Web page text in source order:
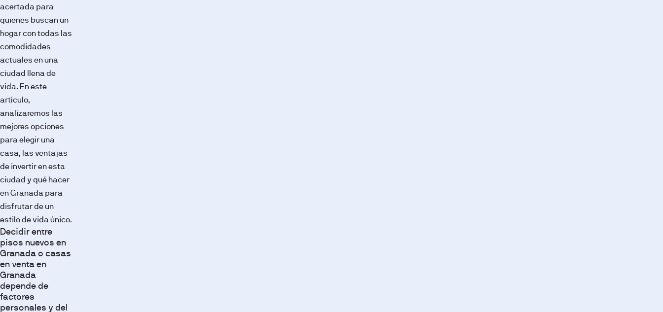
acertada para
quienes buscan un
hogar con todas las
comodidades
actuales en una
ciudad llena de
vida. En este
artículo,
analizaremos las
mejores opciones
para elegir una
casa, las ventajas
de invertir en esta
ciudad y qué hacer
en Granada para
disfrutar de un
estilo de vida único.
Decidir entre
pisos nuevos en
Granada o casas
en venta en
Granada
depende de
factores
personales y del